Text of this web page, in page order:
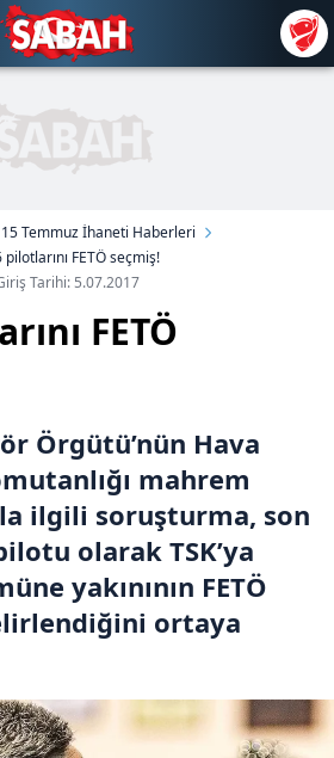
15 Temmuz İhaneti Haberleri
pilotlarını FETÖ seçmiş!
Tarihi: 5.07.2017
FETÖ
Örgütü’nün Hava
mahrem
ilgili soruşturma, son
olarak TSK’ya
yakınının FETÖ
ortaya